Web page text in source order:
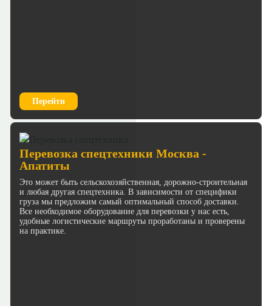
Перейти
Перевозка спецтехники Москва -
Апатиты
Это может быть сельскохозяйственная, дорожно-строительная
и любая другая спецтехника. В зависимости от специфики
груза мы предложим самый оптимальный способ доставки.
Все необходимое оборудование для перевозки у нас есть,
удобные логистические маршруты проработаны и проверены
на практике.